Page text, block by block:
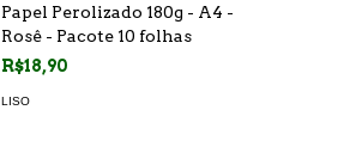
Papel Perolizado 180g - A4 -
Rosê - Pacote 10 folhas
R$18,90
LISO